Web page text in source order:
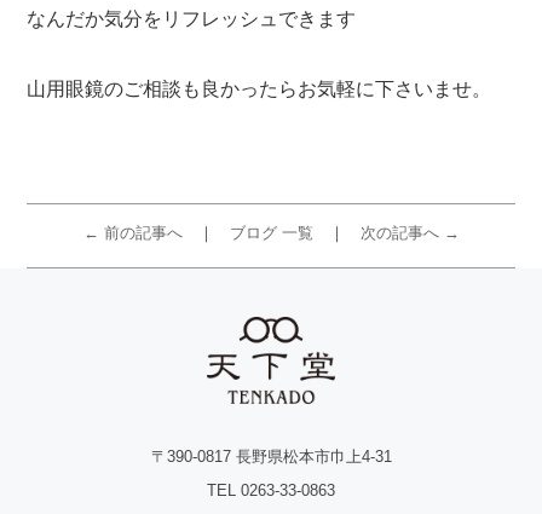
なんだか気分をリフレッシュできます
山用眼鏡のご相談も良かったらお気軽に下さいませ。
← 前の記事へ ブログ 一覧 次の記事へ →
〒390-0817 長野県松本市巾上4-31
TEL 0263-33-0863